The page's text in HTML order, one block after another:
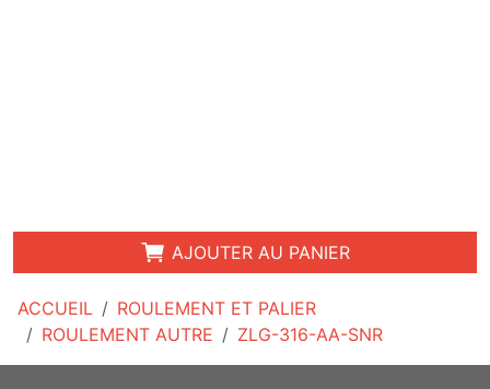
ACCUEIL
ROULEMENT ET PALIER
ROULEMENT AUTRE
ZLG-316-AA-SNR
AJOUTER AU PANIER